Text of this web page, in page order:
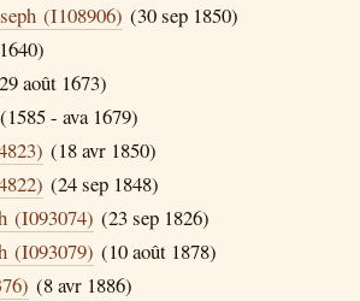
(I108906) (30 sep 1850)
août 1673)
(1585 - ava 1679)
(18 avr 1850)
(24 sep 1848)
(I093074) (23 sep 1826)
(I093079) (10 août 1878)
(8 avr 1886)